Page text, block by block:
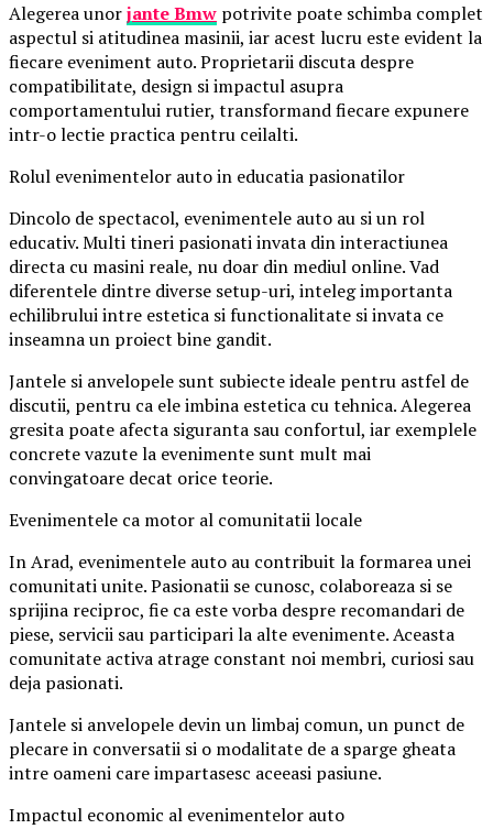
Alegerea unorjante Bmw potrivite poate schimba complet
aspectul si atitudinea masinii, iar acest lucru este evident la
fiecare eveniment auto. Proprietarii discuta despre
compatibilitate, design si impactul asupra
comportamentului rutier, transformand fiecare expunere
intr-o lectie practica pentru ceilalti.
Rolul evenimentelor auto in educatia pasionatilor
Dincolo de spectacol, evenimentele auto au si un rol
educativ. Multi tineri pasionati invata din interactiunea
directa cu masini reale, nu doar din mediul online. Vad
diferentele dintre diverse setup-uri, inteleg importanta
echilibrului intre estetica si functionalitate si invata ce
inseamna un proiect bine gandit.
Jantele si anvelopele sunt subiecte ideale pentru astfel de
discutii, pentru ca ele imbina estetica cu tehnica. Alegerea
gresita poate afecta siguranta sau confortul, iar exemplele
concrete vazute la evenimente sunt mult mai
convingatoare decat orice teorie.
Evenimentele ca motor al comunitatii locale
In Arad, evenimentele auto au contribuit la formarea unei
comunitati unite. Pasionatii se cunosc, colaboreaza si se
sprijina reciproc, fie ca este vorba despre recomandari de
piese, servicii sau participari la alte evenimente. Aceasta
comunitate activa atrage constant noi membri, curiosi sau
deja pasionati.
Jantele si anvelopele devin un limbaj comun, un punct de
plecare in conversatii si o modalitate de a sparge gheata
intre oameni care impartasesc aceeasi pasiune.
Impactul economic al evenimentelor auto